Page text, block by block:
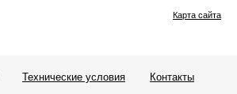
Карта сайта
Технические условия
Контакты